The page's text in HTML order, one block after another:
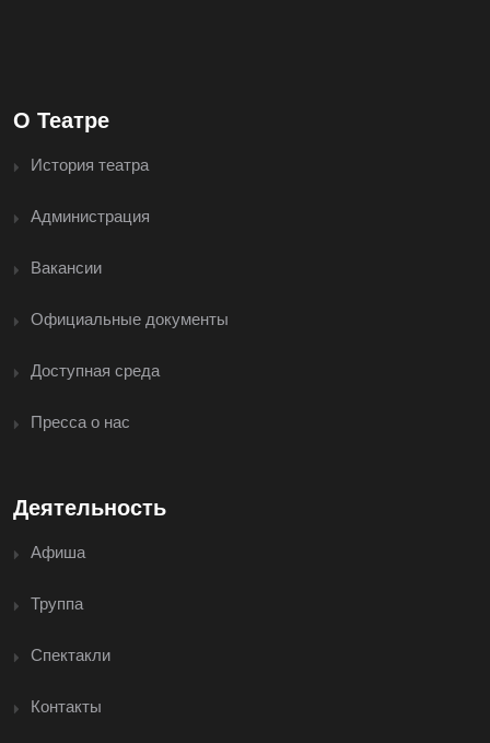
О Театре
История театра
Администрация
Вакансии
Официальные документы
Доступная среда
Пресса о нас
Деятельность
Афиша
Труппа
Спектакли
Контакты